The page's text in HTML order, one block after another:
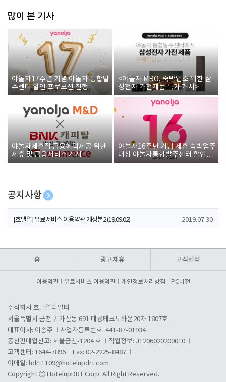
많이 본 기사
야놀자17주년 기념 야놀자 통합발
주센터 할인 프로모션 진행
<야놀자 MRO, 숙박업소 위한 삼
성전자 가전제품 특가 개시>
야놀자제휴점 금융혜택제공 위한
제휴 및 금융서비스 게시
야놀자16주년 기념 제휴 숙박업주
대상 야놀자통합발주센터 할인쿠
폰 증정
공지사항
[호텔업] 개인정보 처리방침 개정본1 (19.09.02)
[호텔업] 유료서비스 이용약관 개정본2 (19.09.02) 2019.07.30
홈 광고제휴 고객센터
이용약관 유료서비스 이용약관 개인정보처리방침 PC버전
주식회사 호텔업디알티
서울특별시 금천구 가산동 691 대륭테크노타운20차 1807호
대표이사: 이송주
사업자등록번호: 441-87-01934
통신판매업신고: 서울금천-1204 호
직업정보: J1206020200010
고객센터: 1644-7896
Fax: 02-2225-8487
이메일: hdrt1109@hotelupdrt.com
Copyright ⓒ HotelupDRT Corp. All Right Reserved.